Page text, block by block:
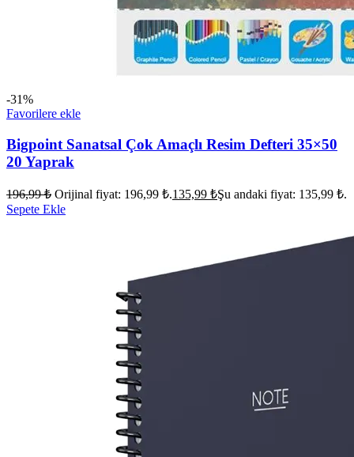
-31%
Favorilere ekle
Bigpoint Sanatsal Çok Amaçlı Resim Defteri 35×50
20 Yaprak
196,99₺ Orijinal fiyat: 196,99 ₺.135,99 ₺Şu andaki fiyat: 135,99 ₺.
Sepete Ekle